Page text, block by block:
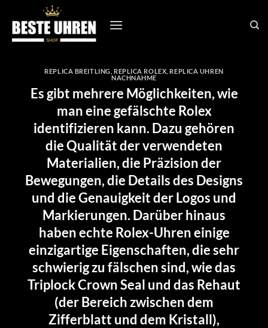
Inhalt
springen
REPLICA BREITLING REPLICA ROLEX ,REPLICA UHREN
NACHNAHME
Es gibt mehrere Möglichkeiten, wie
man eine gefälschte Rolex
identifizieren kann. Dazu gehören
die Qualität der verwendeten
Materialien, die Präzision der
Bewegungen, die Details des Designs
und die Genauigkeit der Logos und
Markierungen. Darüber hinaus
haben echte Rolex-Uhren einige
einzigartige Eigenschaften, die sehr
schwierig zu fälschen sind, wie das
Triplock Crown Seal und das Rehaut
(der Bereich zwischen dem
Zifferblatt und dem Kristall),